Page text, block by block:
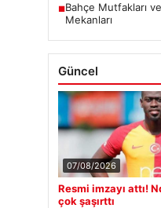
■Bahçe Mutfakları
Mekanları
Güncel
07/08/2026
Resmi imzayı attı!
çok şaşırttı